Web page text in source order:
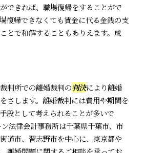
できれば、職場復帰をすることがで
復帰できなくても賃金に代る金銭の支
とで和解することもありえます。成
判所での離婚裁判の判決により離婚
さします。離婚裁判には費用や期間を
段として考えられることが多いで
法律会計事務所は千葉県千葉市、市
道市、習志野市を中心に、東京都や